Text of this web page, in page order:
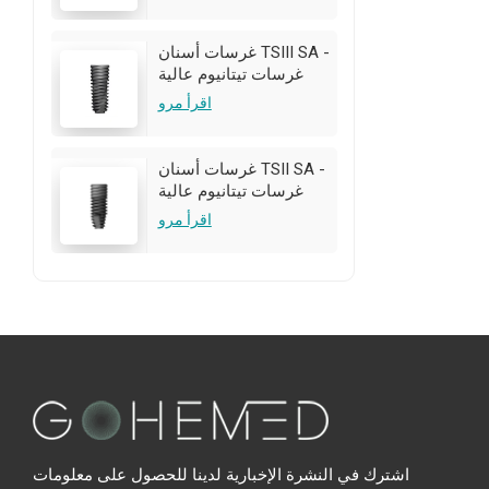
غرسات أسنان TSIII SA -
غرسات تيتانيوم عالية
الجودة | تخصيص
اقرأ مرو
غرسات أسنان TSII SA -
غرسات تيتانيوم عالية
الجودة | تخصيص
اقرأ مرو
اشترك في النشرة الإخبارية لدينا للحصول على معلومات